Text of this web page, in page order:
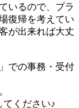
いるので、プラ
復帰を考えてい
が出来れば大丈
での事務・受付
てください♪